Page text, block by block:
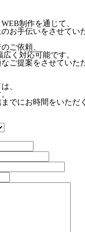
制作を通じて、
お手伝いをさせてい
ご依頼、
く対応可能です。
ご提案をさせていた
、
でにお時間をいただ